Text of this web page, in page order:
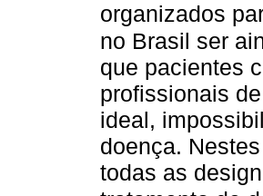
organizados
no Brasil ser
que pacientes
profissionais
ideal,
doença.
todas as